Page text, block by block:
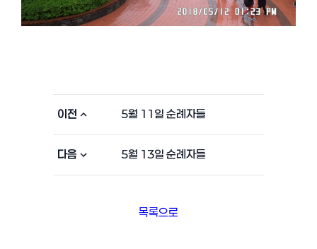
이전 5월 11일 순례자들
다음 5월 13일 순례자들
목록으로